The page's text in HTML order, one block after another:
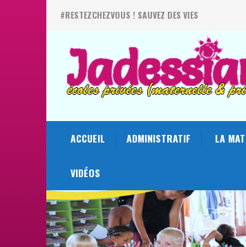
#RESTEZCHEZVOUS ! SAUVEZ DES VIES
ACCUEIL ADMINISTRATIF LA
VIDÉOS